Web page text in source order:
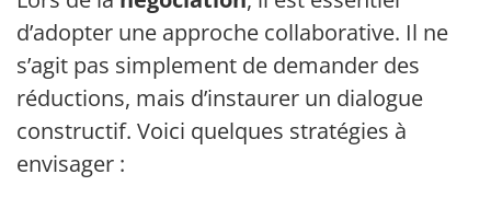
d’adopter une approche collaborative. Il ne
s’agit pas simplement de demander des
réductions, mais d’instaurer un dialogue
constructif. Voici quelques stratégies à
envisager :